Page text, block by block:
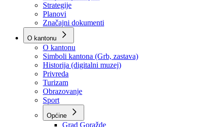
Poslovnik
Program rada Vlade
Ekspoze premijera
Strategije
Planovi
Značajni dokumenti
O kantonu
O kantonu
Simboli kantona (Grb, zastava)
Historija (digitalni muzej)
Privreda
Turizam
Obrazovanje